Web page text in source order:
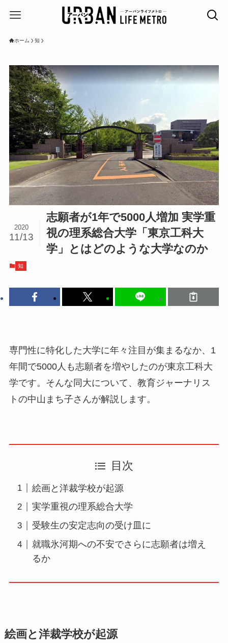
ホーム 知
志願者が1年で5000人増加 実学重
視の理系総合大学「東京工科大
学」とはどのような大学なのか
2020
11/13
知
専門性に特化した大学に年々注目が集まるなか、1
年間で5000人も志願者を増やしたのが東京工科大
学です。そんな同大について、教育ジャーナリス
トの中山まち子さんが解説します。
目次
絵画と洋裁学校が起源
実学重視の理系総合大学
受験生の安定志向の受け皿に
就職氷河期への不安でさらに志願者は増え
るか
絵画と洋裁学校が起源